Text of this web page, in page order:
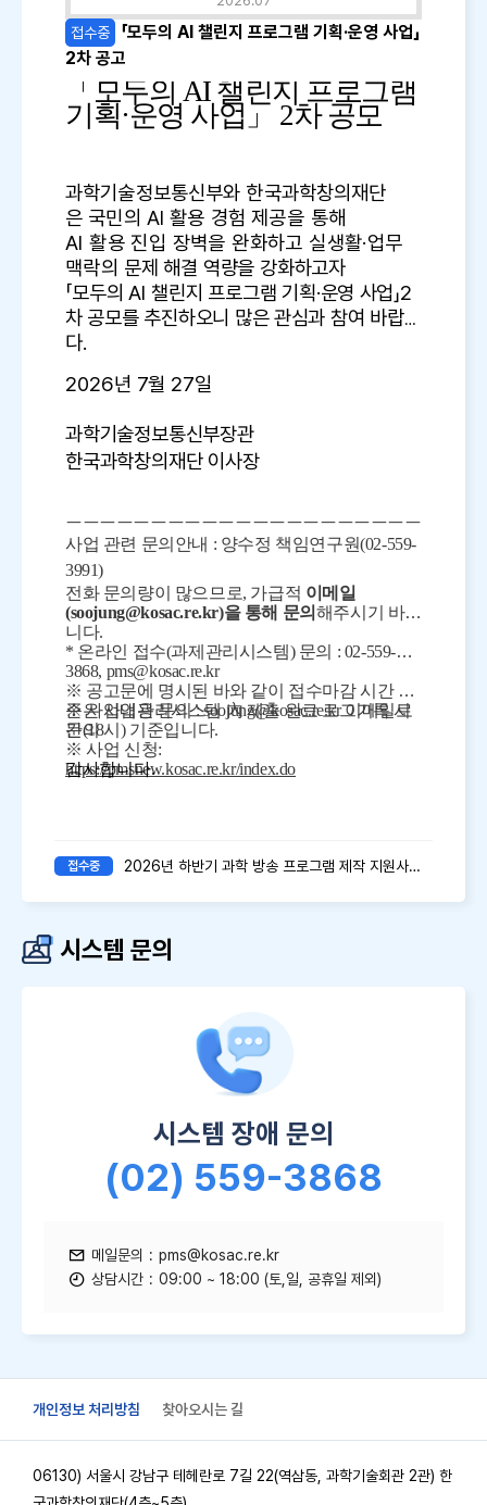
접수중
「모두의 AI 챌린지 프로그램 기획·운영 사업」
2차 공고
「 모두의 AI 챌린지 프로그램
기획·운영 사업 」 2차 공모
과학기술정보통신부와 한국과학창의재단
은 국민의 AI활용 경험 제공을 통해
AI활용 진입 장벽을 완화하고 실생활·업무
맥락의 문제 해결 역량을 강화하고자
「모두의AI 챌린지 프로그램기획·운영 사업」2
차 공모를 추진하오니 많은 관심과 참여 바랍니
다.
2026년 7월 27일
과학기술정보통신부장관
한국과학창의재단 이사장
ㅡㅡㅡㅡㅡㅡㅡㅡㅡㅡㅡㅡㅡㅡㅡㅡㅡㅡㅡㅡㅡ
사업 관련 문의안내 : 양수정 책임연구원(02-559-
3991)
전화 문의량이 많으므로, 가급적 이메일
(soojung@kosac.re.kr)을 통해 문의 해주시기 바랍
니다.
* 온라인 접수(과제관리시스템) 문의 : 02-559-
3868, pms@kosac.re.kr
※ 공고문에 명시된 바와 같이 접수마감 시간 기
준은 사업관리시스템 內 제출 완료 로그기록 시
간(18시) 기준입니다.
※ 사업 신청:
https://pmsnew.kosac.re.kr/index.do
※ 사업내용 문의 :soojung@kosac.re.kr 이메일로
문의
감사합니다.
접수중
2026년 하반기 과학 방송 프로그램 제작 지원사업
시스템 문의
시스템 장애 문의
(02) 559-3868
메일문의
pms@kosac.re.kr
상담시간
09:00 ~ 18:00 (토,일, 공휴일 제외)
개인정보 처리방침 찾아오시는 길
06130) 서울시 강남구 테헤란로 7길 22(역삼동, 과학기술회관 2관) 한